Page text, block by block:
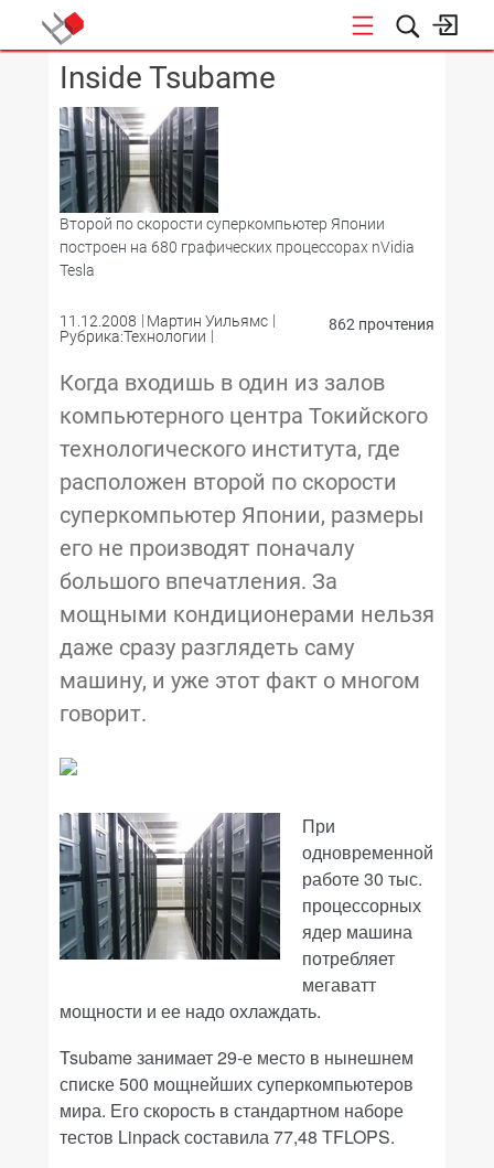
КОНФЕРЕНЦИИ
Inside Tsubame
Второй по скорости суперкомпьютер Японии
построен на 680 графических процессорах nVidia
Tesla
11.12.2008
Мартин Уильямс
Рубрика:Технологии
862 прочтения
Когда входишь в один из залов
компьютерного центра Токийского
технологического института, где
расположен второй по скорости
суперкомпьютер Японии, размеры
его не производят поначалу
большого впечатления. За
мощными кондиционерами нельзя
даже сразу разглядеть саму
машину, и уже этот факт о многом
говорит.
При
одновременной
работе 30 тыс.
процессорных
ядер машина
потребляет
мегаватт
мощности и ее надо охлаждать.
Tsubame занимает 29-е место в нынешнем
списке 500 мощнейших суперкомпьютеров
мира. Его скорость в стандартном наборе
тестов Linpack составила 77,48 TFLOPS.